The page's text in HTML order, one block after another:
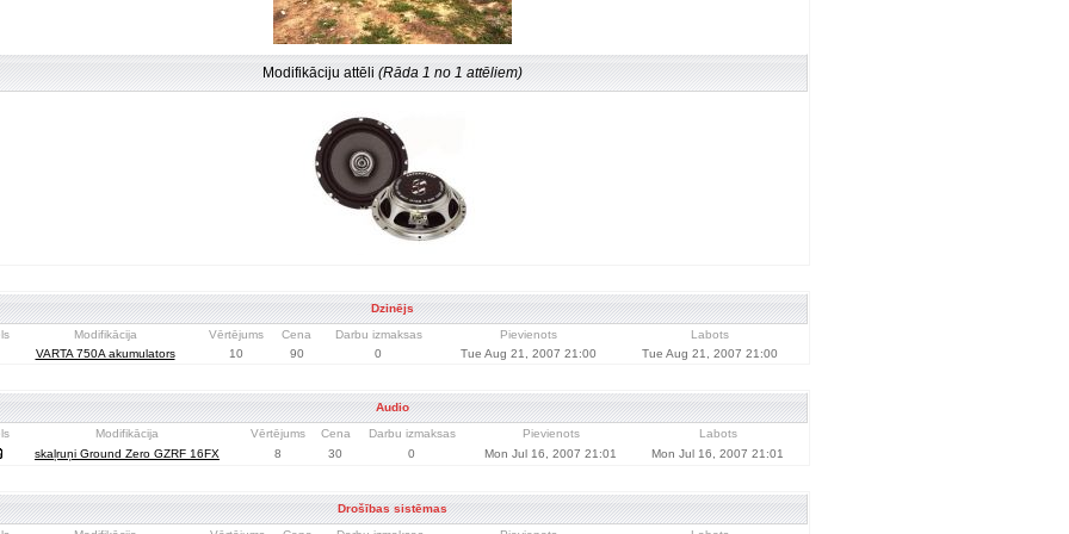
Modifikāciju attēli (Rāda 1 no 1 attēliem)
Dzinējs
Modifikācija Vērtējums Cena Darbu izmaksas Pievienots
Labots
VARTA 750A akumulators
10 90 0 Tue Aug 21, 2007 21:00 Tue Aug 21, 2007 21:00
Audio
Modifikācija Vērtējums Cena Darbu izmaksas Pievienots
Labots
skaļruņi Ground Zero GZRF 16FX
8 30 0 Mon Jul 16, 2007 21:01 Mon Jul 16, 2007 21:01
Drošības sistēmas